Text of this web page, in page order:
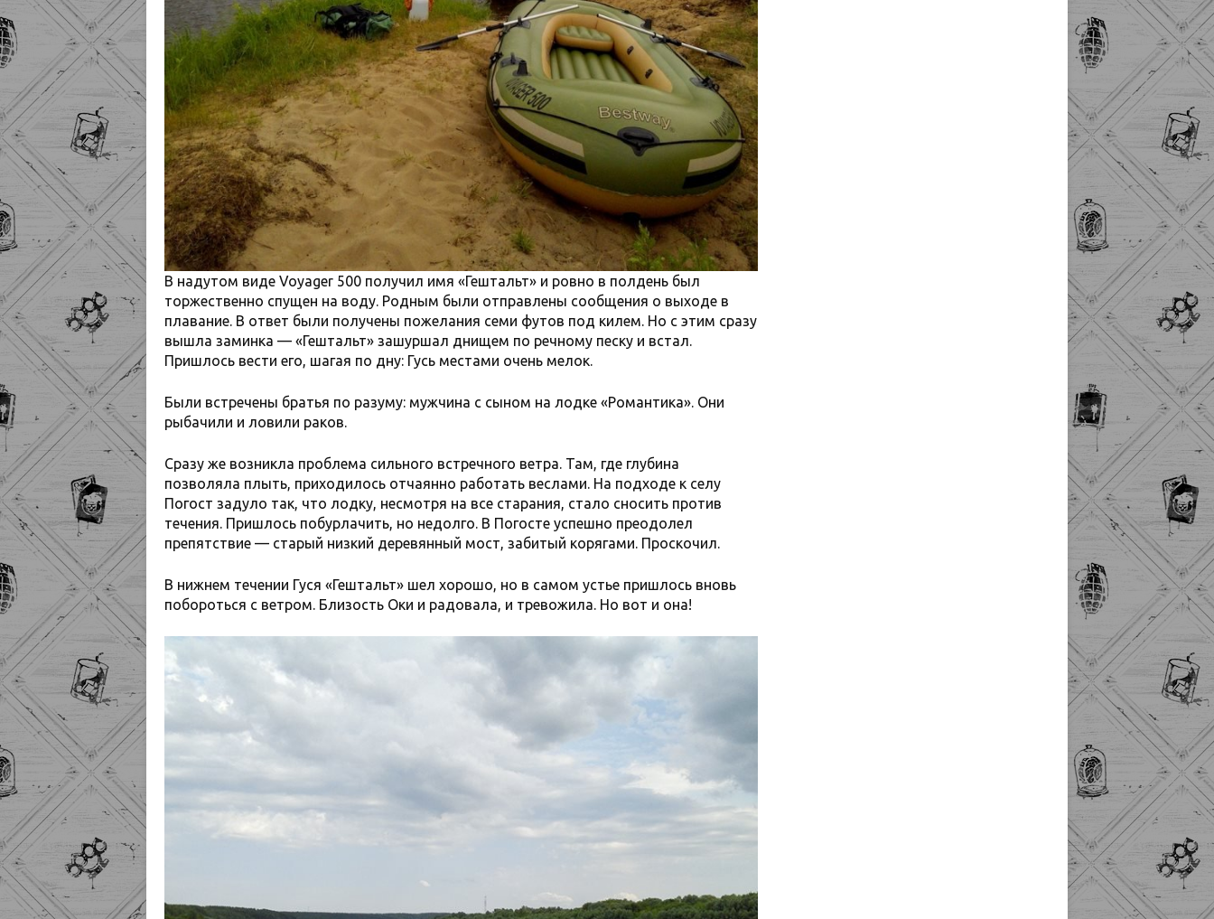
В надутом виде Voyager 500 получил имя «Гештальт» и ровно в полдень был
торжественно спущен на воду. Родным были отправлены сообщения о выходе в
плавание. В ответ были получены пожелания семи футов под килем. Но с этим сразу
вышла заминка — «Гештальт» зашуршал днищем по речному песку и встал.
Пришлось вести его, шагая по дну: Гусь местами очень мелок.
Были встречены братья по разуму: мужчина с сыном на лодке «Романтика». Они
рыбачили и ловили раков.
Сразу же возникла проблема сильного встречного ветра. Там, где глубина
позволяла плыть, приходилось отчаянно работать веслами. На подходе к селу
Погост задуло так, что лодку, несмотря на все старания, стало сносить против
течения. Пришлось побурлачить, но недолго. В Погосте успешно преодолел
препятствие — старый низкий деревянный мост, забитый корягами. Проскочил.
В нижнем течении Гуся «Гештальт» шел хорошо, но в самом устье пришлось вновь
побороться с ветром. Близость Оки и радовала, и тревожила. Но вот и она!